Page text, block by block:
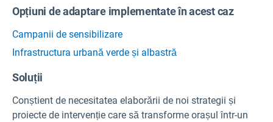
Opțiuni de adaptare implementate în acest caz
Campanii de sensibilizare
Infrastructura urbană verde și albastră
Soluții
Conștient de necesitatea elaborării de noi strategii și
proiecte de intervenție care să transforme orașul într-un